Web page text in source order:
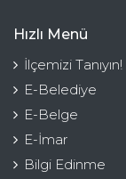
Hızlı Menü
İlçemizi Tanıyın!
E-Belediye
E-Belge
E-İmar
Bilgi Edinme